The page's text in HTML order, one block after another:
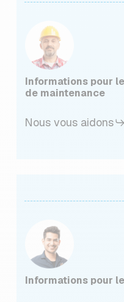
Informations pour
de maintenance
Nous vous aidons
Informations pour